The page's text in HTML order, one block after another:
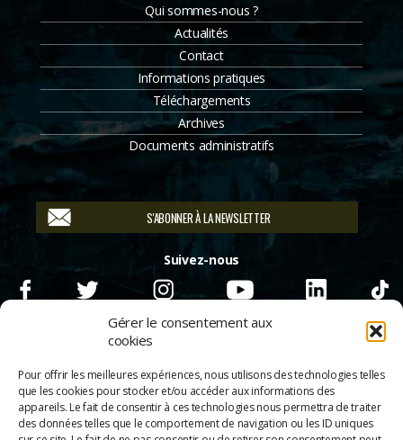
Gérer le consentement aux
cookies
Pour offrir les meilleures expériences, nous utilisons des technologies telles
que les cookies pour stocker et/ou accéder aux informations des
appareils. Le fait de consentir à ces technologies nous permettra de traiter
des données telles que le comportement de navigation ou les ID uniques
Qui sommes-nous ?
Actualités
Contact
Informations pratiques
Téléchargements
Archives
Documents administratifs
S'ABONNER À LA NEWSLETTER
Suivez-nous